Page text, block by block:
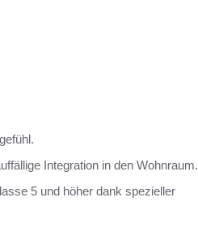
Integration in den Wohnraum.
5 und höher dank spezieller